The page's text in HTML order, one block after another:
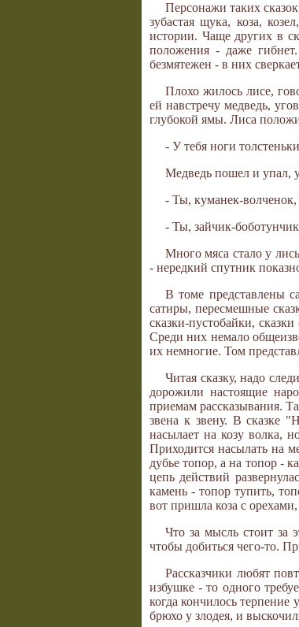
Персонажи таких
зубастая щука, коза,
истории. Чаще других в
положения - даже
безмятежен - в них
Плохо жилось лисе,
ей навстречу медведь,
глубокой ямы. Лиса
- У тебя ноги
Медведь пошел и упал,
- Ты, куманек-
- Ты, зайчик-
Много мяса стало у
- нередкий спутник
В томе представлены
сатиры, пересмешные
сказки-пустобайки,
Среди них немало
их немногие. Том
Читая сказку, надо
дорожили настоящие
приемам рассказывания.
звена к звену. В сказке
насылает на козу волка,
Приходится насылать на
дубье топор, а на топор -
цепь действий
камень - топор тупить,
вот пришла коза с
Что за мысль стоит за
чтобы добиться чего-то.
Рассказчики любят
избушке - то одного
когда кончилось терпение
брюхо у злодея, и